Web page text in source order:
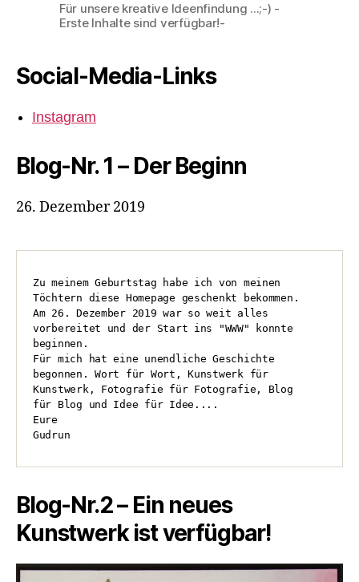
Für unsere kreative Ideenfindung ...;-) -
Erste Inhalte sind verfügbar!-
Social-Media-Links
Instagram
Blog-Nr. 1 – Der Beginn
26. Dezember 2019
Zu meinem Geburtstag habe ich von meinen
Töchtern diese Homepage geschenkt bekommen.
Am 26. Dezember 2019 war so weit alles
vorbereitet und der Start ins "WWW" konnte
beginnen.
Für mich hat eine unendliche Geschichte
begonnen. Wort für Wort, Kunstwerk für
Kunstwerk, Fotografie für Fotografie, Blog
für Blog und Idee für Idee....
Eure
Gudrun
Blog-Nr.2 – Ein neues
Kunstwerk ist verfügbar!